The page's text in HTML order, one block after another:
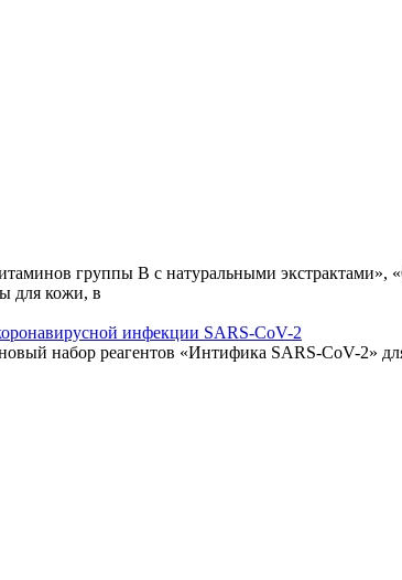
группы В с натуральными экстрактами»,
для кожи, в
инфекции SARS-CoV-2
набор реагентов «Интифика SARS-CoV-2»